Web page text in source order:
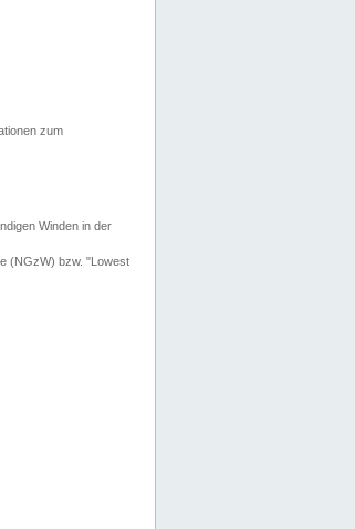
zum
Winden in der
(NGzW) bzw. "Lowest